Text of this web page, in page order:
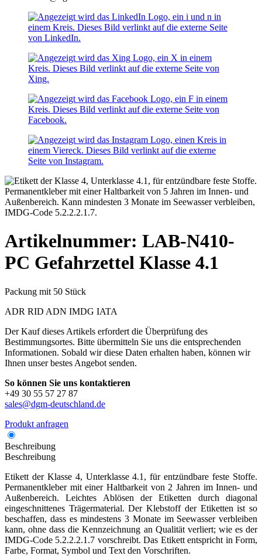
Artikelnummer: LAB-N410-
PC Gefahrzettel Klasse 4.1
Packung mit 50 Stück
ADR RID ADN IMDG IATA
Der Kauf dieses Artikels erfordert die Überprüfung des
Bestimmungsortes. Bitte übermitteln Sie uns die entsprechenden
Informationen. Sobald wir diese Daten erhalten haben, können wir
Ihnen unser bestes Angebot senden.
So können Sie uns kontaktieren
+49 30 55 57 27 87
sales@dgm-deutschland.de
Produkt anfragen
Beschreibung
Beschreibung
Etikett der Klasse 4, Unterklasse 4.1, für entzündbare feste Stoffe.
Permanentkleber mit einer Haltbarkeit von 2 Jahren im Innen- und
Außenbereich. Leichtes Ablösen der Etiketten durch diagonal
eingeschnittenes Trägermaterial. Der Klebstoff der Etiketten ist so
beschaffen, dass es mindestens 3 Monate im Seewasser verbleiben
kann, ohne dass die Kennzeichnung an Qualität verliert; wie es der
IMDG-Code 5.2.2.2.1.7 vorschreibt. Das Etikett entspricht in Form,
Farbe, Format, Symbol und Text den Vorschriften.